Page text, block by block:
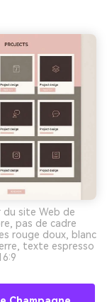
site Web de
pas de cadre
rouge doux, blanc
texte espresso